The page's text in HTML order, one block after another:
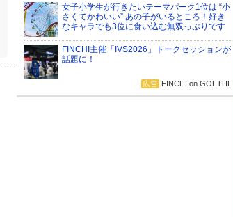
女子小学生が行きたいテーマパーク1位は “小
さくてかわいい” あの子がいるところ！好き
なキャラでも3位に食い込む無双っぷりです
FINCHI主催「IVS2026」トークセッションが
話題に！
広告FINCHI on GOETHE